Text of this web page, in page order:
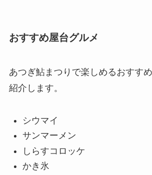
おすすめ屋台グルメ
あつぎ鮎まつりで楽しめるおすす
紹介します。
シウマイ
サンマーメン
しらすコロッケ
かき氷